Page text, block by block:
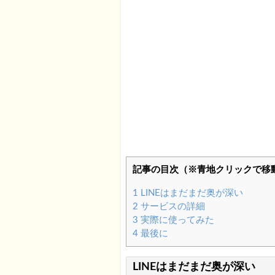
記事の目次（※青地クリックで移
1
LINEはまだまだ奥が深い
2 サービスの詳細
3 実際に使ってみた
4 最後に
LINEはまだまだ奥が深い